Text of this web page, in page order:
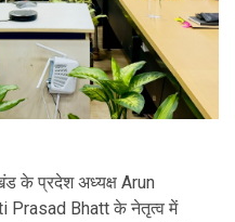
के प्रदेश अध्यक्ष Arun
Prasad Bhatt के नेतृत्व में